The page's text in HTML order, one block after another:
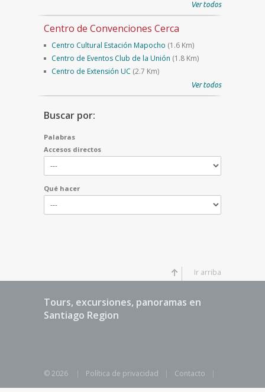
Ver todos
Centro de Convenciones Cerca
Centro Cultural Estación Mapocho (1.6 Km)
Centro de Eventos Club de la Unión (1.8 Km)
Centro de Extensión UC (2.7 Km)
Ver todos
Buscar por:
Palabras
Accesos directos
Qué hacer
Tours, excursiones, panoramas en
Santiago Region
Ir arriba
© 2026 | Política de privacidad | Contacto |